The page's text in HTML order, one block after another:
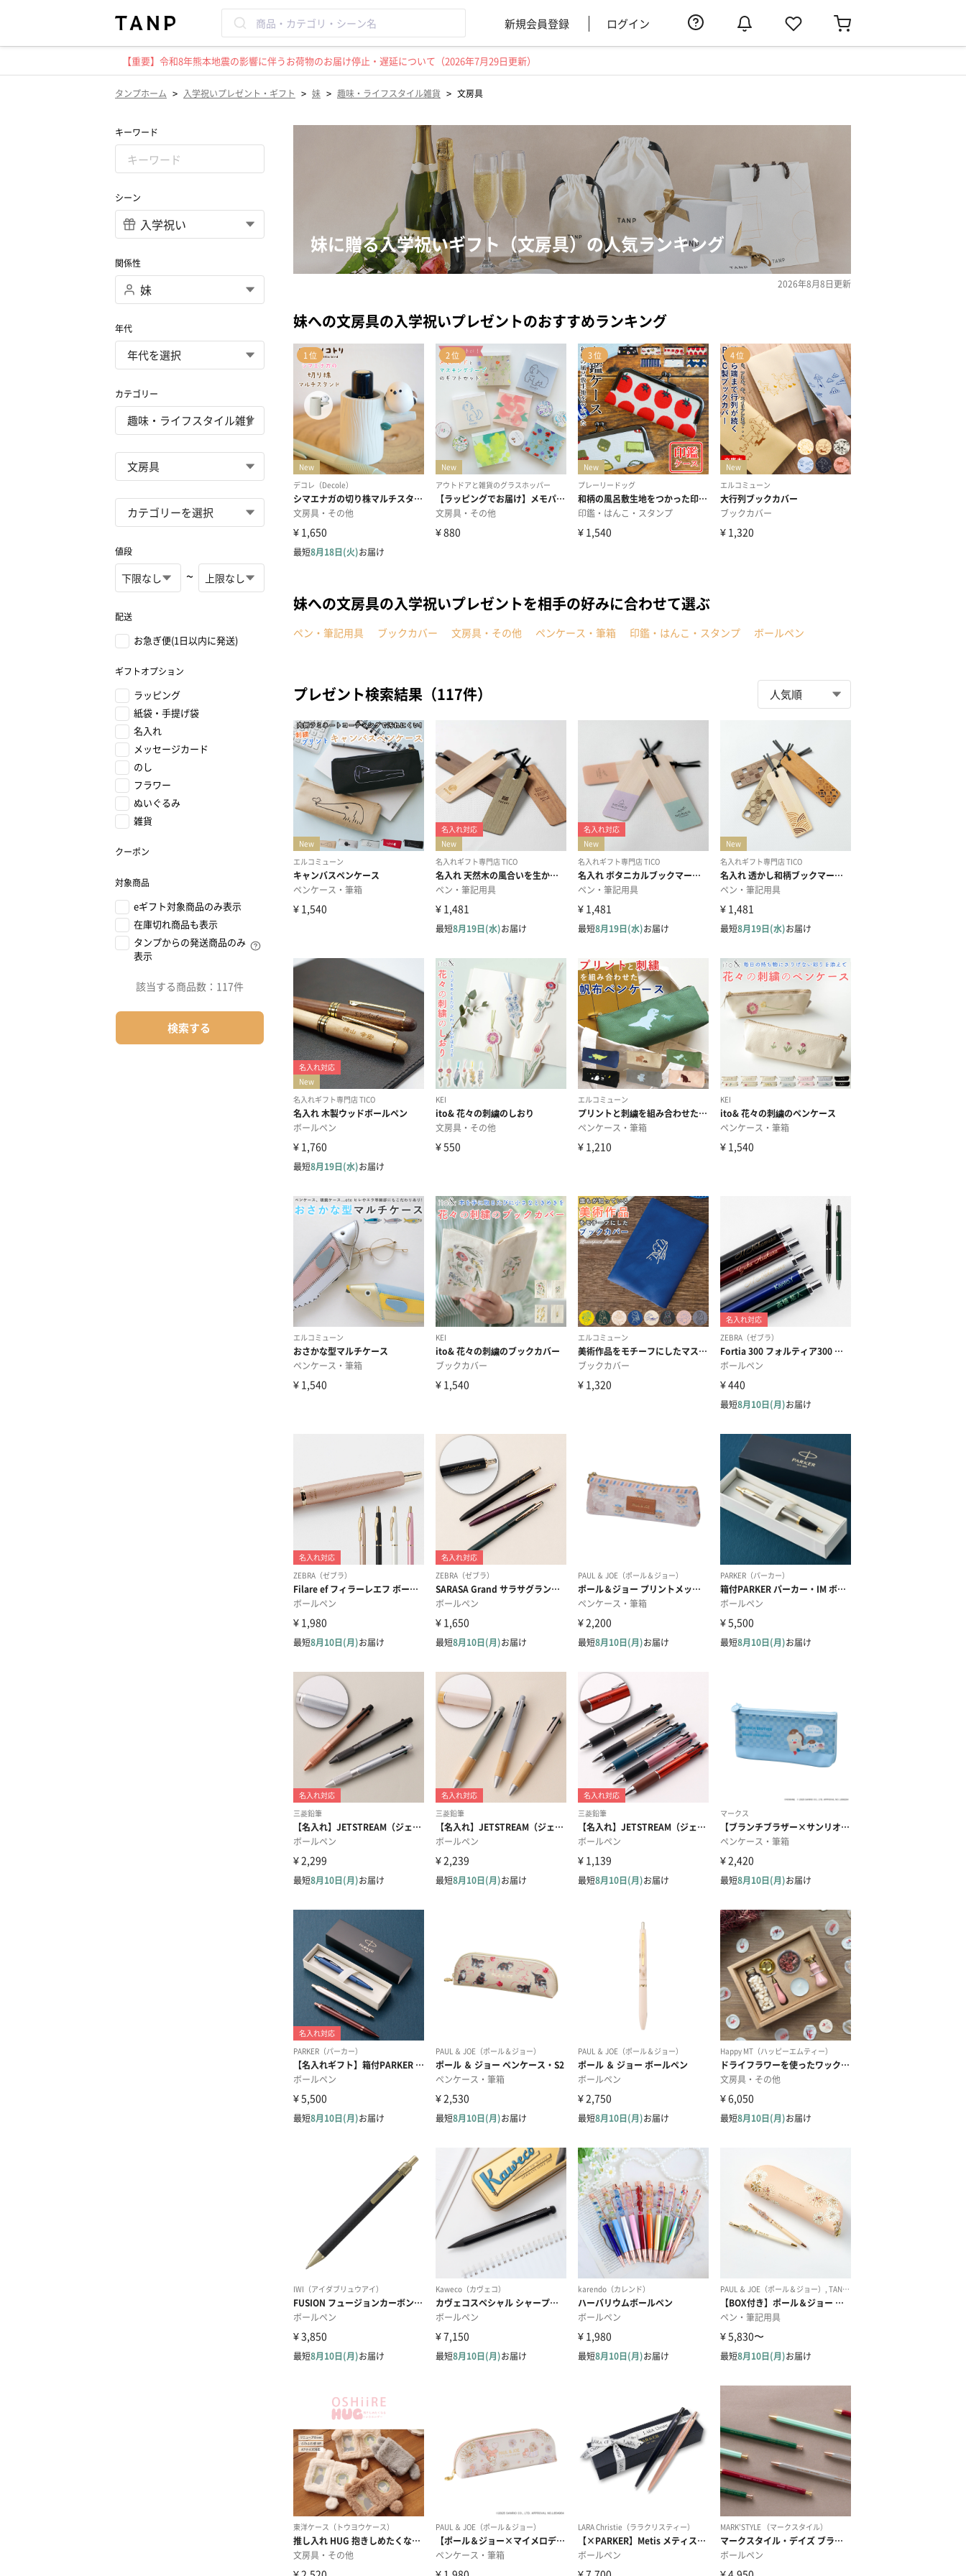
新規会員登録 ログイン
【重要】令和8年熊本地震の影響に伴うお荷物のお届け停止・遅延について（2026年7月29日更新）
タンプホーム > 入学祝いプレゼント・ギフト > 妹 > 趣味・ライフスタイル雑貨 > 文房具
キーワード
シーン
関係性
年代
カテゴリー
値段
~
配送
お急ぎ便(1日以内に発送)
ギフトオプション
ラッピング
紙袋・手提げ袋
名入れ
メッセージカード
のし
フラワー
ぬいぐるみ
雑貨
クーポン
対象商品
eギフト対象商品のみ表示
在庫切れ商品も表示
タンプからの発送商品のみ
表示
該当する商品数： 117件
検索する
妹に贈る入学祝いギフト（文房具）の人気ランキング
2026年8月8日更新
妹への文房具の入学祝いプレゼントのおすすめランキング
妹への文房具の入学祝いプレゼントを相手の好みに合わせて選ぶ
ペン・筆記用具 ブックカバー 文房具・その他 ペンケース・筆箱 印鑑・はんこ・スタンプ ボールペン
プレゼント検索結果（117件）